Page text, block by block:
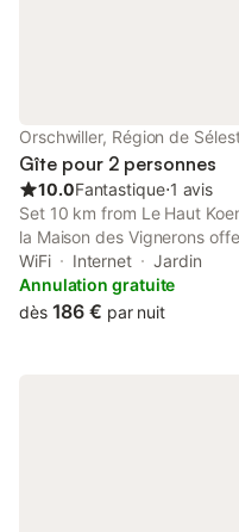
Orschwiller, Région de
Gîte pour 2 personnes
10.0Fantastique⋅1 avis
Set 10 km from Le Haut
la Maison des Vignerons
and free private parking.
WiFi Internet
Jardin
Annulation gratuite
dès 186 € par nuit